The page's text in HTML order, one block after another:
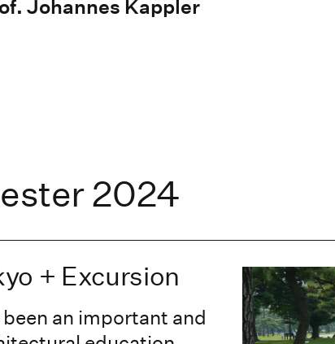
Johannes Kappler
2024
+ Excursion
an important and